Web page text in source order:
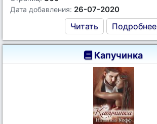
Дата добавления: 26-07-2020
Читать Подробнее
Капучинка